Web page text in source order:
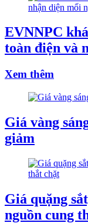
EVNNPC
toàn điện và
Xem thêm
Giá vàng
giảm
Giá quặng
nguồn cung